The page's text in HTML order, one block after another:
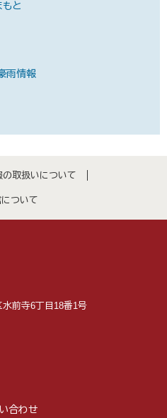
もと
雨情報
の取扱いについて
ついて
前寺6丁目18番1号
合わせ